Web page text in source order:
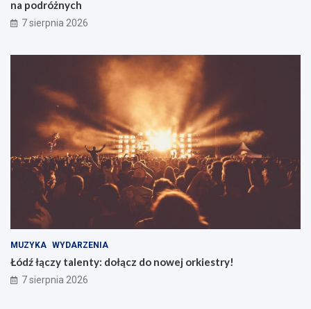
na podróżnych
7 sierpnia 2026
MUZYKA WYDARZENIA
Łódź łączy talenty: dołącz do nowej orkiestry!
7 sierpnia 2026